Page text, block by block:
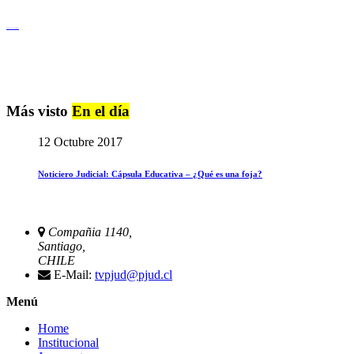
Más visto En el día
12 Octubre 2017
Noticiero Judicial: Cápsula Educativa – ¿Qué es una foja?
Compañia 1140,
Santiago,
CHILE
E-Mail: tvpjud@pjud.cl
Menú
Home
Institucional